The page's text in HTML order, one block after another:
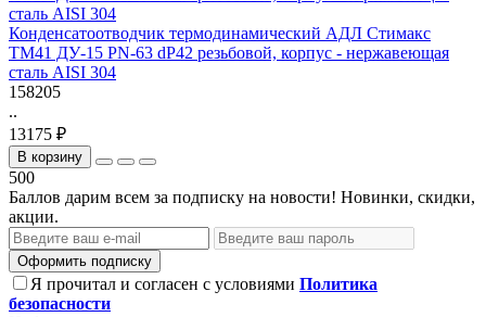
Конденсатоотводчик термодинамический АДЛ Стимакс
TM41 ДУ-15 PN-63 dP42 резьбовой, корпус - нержавеющая
сталь AISI 304
158205
..
13175 ₽
В корзину
500
Баллов дарим всем за подписку на новости! Новинки, скидки,
акции.
Оформить подписку
Я прочитал и согласен с условиями Политика
безопасности